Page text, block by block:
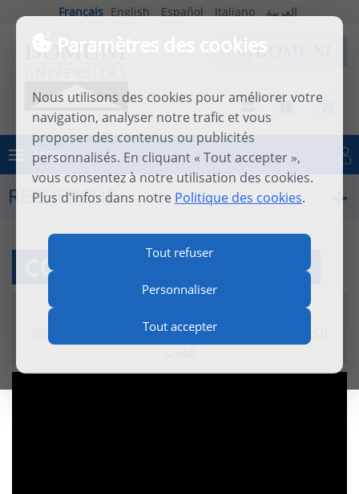
Paramètres des cookies
Nous utilisons des cookies pour améliorer votre
navigation, analyser notre trafic et vous
proposer des contenus ou publicités
personnalisés. En cliquant « Tout accepter »,
vous consentez à notre utilisation des cookies.
Plus d'infos dans notre Politique des cookies.
Tout refuser
Personnaliser
Tout accepter
Français English Español Italiano العربية
MENU Se connecter
RECHERCHE
COMMUNIQUER LA JOIE
Histoire/ تاريخ/
لاهوت